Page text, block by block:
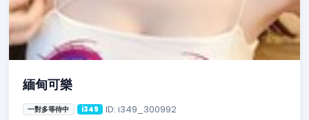
緬甸可樂
一對多等待中 i349 ID: i349_300992